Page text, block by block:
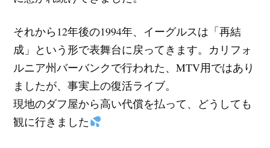
それから12年後の1994年、イーグルスは「再結
成」という形で表舞台に戻ってきます。カリフォ
ルニア州バーバンクで行われた、MTV用ではあり
ましたが、事実上の復活ライブ。
現地のダフ屋から高い代償を払って、どうしても
観に行きました